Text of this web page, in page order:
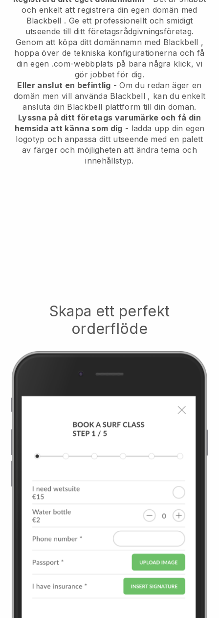
och enkelt att registrera din egen domän med
Blackbell . Ge ett professionellt och smidigt
utseende till ditt företagsrådgivningsföretag.
Genom att köpa ditt domännamn med Blackbell ,
hoppa över de tekniska konfigurationerna och få
din egen .com-webbplats på bara några klick, vi
gör jobbet för dig.
Eller anslut en befintlig - Om du redan äger en
domän men vill använda Blackbell , kan du enkelt
ansluta din Blackbell plattform till din domän.
Lyssna på ditt företags varumärke och få din
hemsida att känna som dig - ladda upp din egen
logotyp och anpassa ditt utseende med en palett
av färger och möjligheten att ändra tema och
innehållstyp.
Skapa ett perfekt
orderflöde